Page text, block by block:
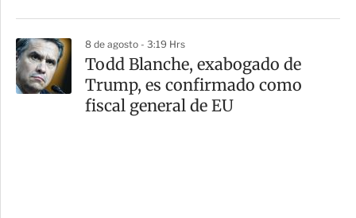
8 de agosto - 3:19 Hrs
Todd Blanche, exabogado de
Trump, es confirmado como
fiscal general de EU